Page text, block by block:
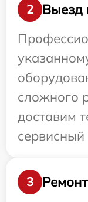
2
Выезд
сложного
доставим
сервисный
3